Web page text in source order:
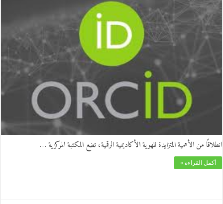
انطلاقًا من الأهمية المتزايدة للهوية الأكاديمية الرقمية، تضع المكتبة المركزية …
أكمل القراءة »